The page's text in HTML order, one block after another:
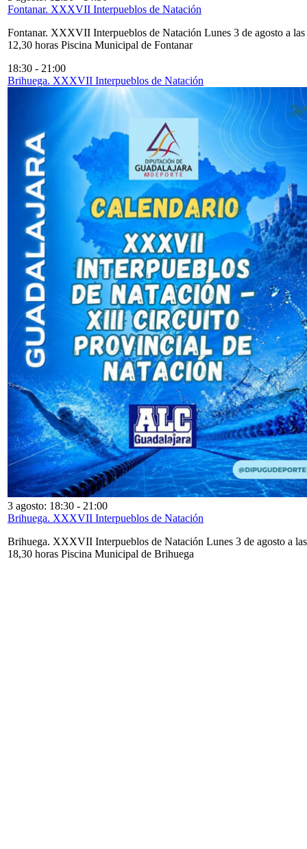
Fontanar. XXXVII Interpueblos de Natación
Fontanar. XXXVII Interpueblos de Natación Lunes 3 de agosto a las
12,30 horas Piscina Municipal de Fontanar
18:30 - 21:00
Brihuega. XXXVII Interpueblos de Natación
3 agosto: 18:30 - 21:00
Brihuega. XXXVII Interpueblos de Natación
Brihuega. XXXVII Interpueblos de Natación Lunes 3 de agosto a las
18,30 horas Piscina Municipal de Brihuega